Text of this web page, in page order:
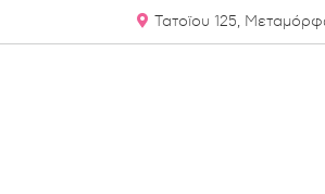
Τατοϊου 125,